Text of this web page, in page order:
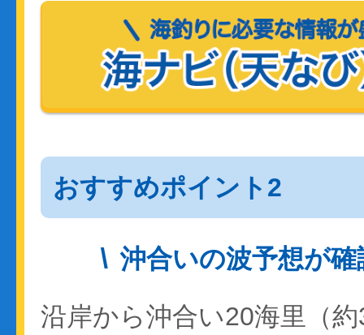
おすすめポイント2
沖合いの波予想が
沿岸から沖合い20海里（